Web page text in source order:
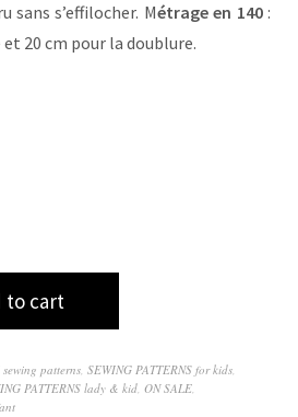
sans s’effilocher. Métrage en 140:
20 cm pour la doublure.
to cart
patterns, SEWING PATTERNS for kids,
PATTERNS lady & kid, ON SALE,